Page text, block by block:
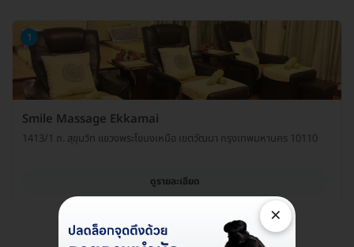
1
Smile Massage Ekkamai
1413/1 ถ. สุขุมวิท แขวงพระโขนงเหนือ เขตวัฒนา กรุงเทพมหานคร 10110
ดูรายละเอียด
×